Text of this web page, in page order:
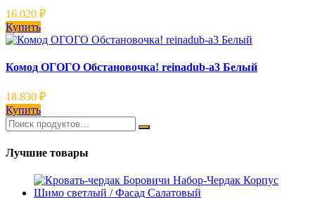
16.020 ₽
Купить
Комод ОГОГО Обстановочка! reinadub-a3 Белый
18.830 ₽
Купить
Лучшие товары